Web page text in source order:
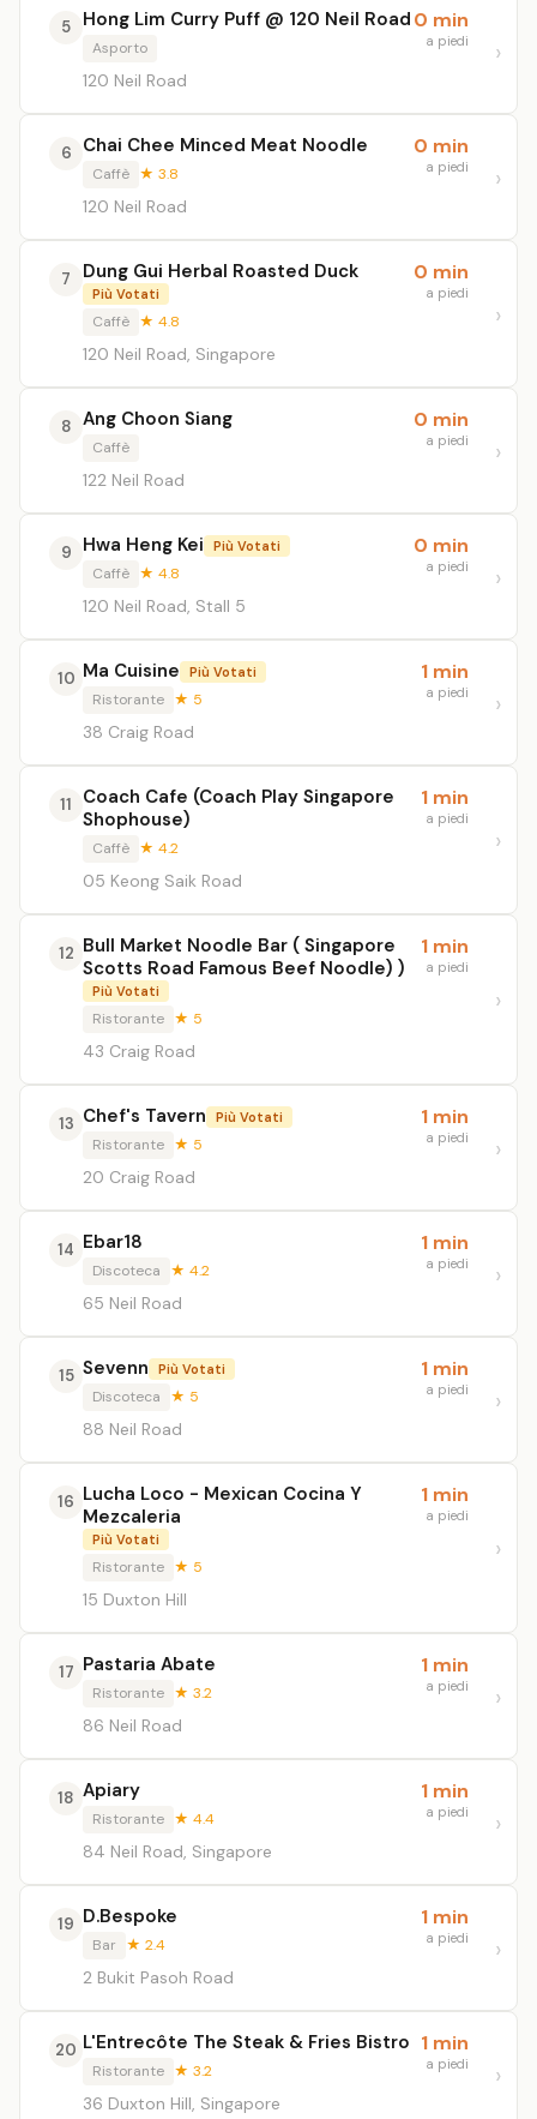
5 Hong Lim Curry Puff @ 120 Neil Road
Asporto
120 Neil Road
0 min
a piedi
6 Chai Chee Minced Meat Noodle
Caffè ★ 3.8
120 Neil Road
0 min
a piedi
7 Dung Gui Herbal Roasted Duck
Più Votati
Caffè ★ 4.8
120 Neil Road, Singapore
0 min
a piedi
8 Ang Choon Siang
Caffè
122 Neil Road
0 min
a piedi
9 Hwa Heng Kei Più Votati
Caffè ★ 4.8
120 Neil Road, Stall 5
0 min
a piedi
10 Ma Cuisine Più Votati
Ristorante ★ 5
38 Craig Road
1 min
a piedi
11
Coach Cafe (Coach Play Singapore
Shophouse)
Caffè ★ 4.2
05 Keong Saik Road
1 min
a piedi
12 Bull Market Noodle Bar ( Singapore
Scotts Road Famous Beef Noodle) )
Più Votati
Ristorante ★ 5
43 Craig Road
1 min
a piedi
13 Chef's Tavern Più Votati
Ristorante ★ 5
20 Craig Road
1 min
a piedi
14 Ebar18
Discoteca ★ 4.2
65 Neil Road
1 min
a piedi
15 Sevenn Più Votati
Discoteca ★ 5
88 Neil Road
1 min
a piedi
16 Lucha Loco - Mexican Cocina Y
Mezcaleria
Più Votati
Ristorante ★ 5
15 Duxton Hill
1 min
a piedi
17 Pastaria Abate
Ristorante ★ 3.2
86 Neil Road
1 min
a piedi
18 Apiary
Ristorante ★ 4.4
84 Neil Road, Singapore
1 min
a piedi
19 D.Bespoke
Bar ★ 2.4
2 Bukit Pasoh Road
1 min
a piedi
20 L'Entrecôte The Steak & Fries Bistro
Ristorante ★ 3.2
36 Duxton Hill, Singapore
1 min
a piedi